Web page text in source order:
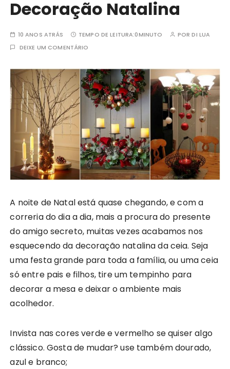
Decoração Natalina
10 ANOS ATRÁS TEMPO DE LEITURA:0MINUTO PORDI LUA
DEIXE UM COMENTÁRIO
A noite de Natal está quase chegando, e com a
correria do dia a dia, mais a procura do presente
do amigo secreto, muitas vezes acabamos nos
esquecendo da decoração natalina da ceia. Seja
uma festa grande para toda a família, ou uma ceia
só entre pais e filhos, tire um tempinho para
decorar a mesa e deixar o ambiente mais
acolhedor.
Invista nas cores verde e vermelho se quiser algo
clássico. Gosta de mudar? use também dourado,
azul e branco;